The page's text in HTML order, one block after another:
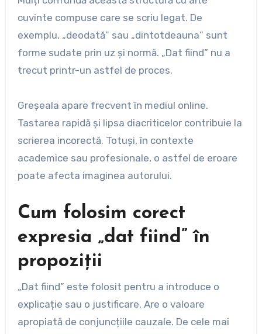
cuvinte compuse care se scriu legat. De
exemplu, „deodată” sau „dintotdeauna” sunt
forme sudate prin uz și normă. „Dat fiind” nu a
trecut printr-un astfel de proces.
Greșeala apare frecvent în mediul online.
Tastarea rapidă și lipsa diacriticelor contribuie la
scrierea incorectă. Totuși, în contexte
academice sau profesionale, o astfel de eroare
poate afecta imaginea autorului.
Cum folosim corect
expresia „dat fiind” în
propoziții
„Dat fiind” este folosit pentru a introduce o
explicație sau o justificare. Are o valoare
apropiată de conjuncțiile cauzale. De cele mai